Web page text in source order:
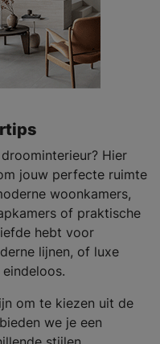
Hier
jouw perfecte ruimte
woonkamers,
of praktische
hebt voor
lijnen, of luxe
om te kiezen uit de
we je een